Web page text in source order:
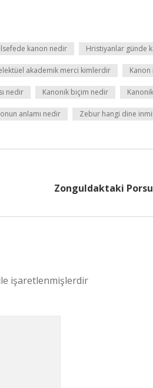
kanon nedir Hristiyanlar günde
akademik merci kimlerdir Kanon
nedir Kanonik biçim nedir
anlamı nedir Zebur hangi dine
Zonguldaktaki
işaretlenmişlerdir